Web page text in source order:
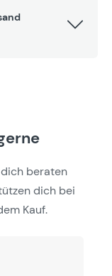
beraten
dich bei
Kauf.